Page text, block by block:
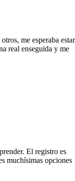
me esperaba estar
real enseguida y me
El registro es
muchísimas opciones